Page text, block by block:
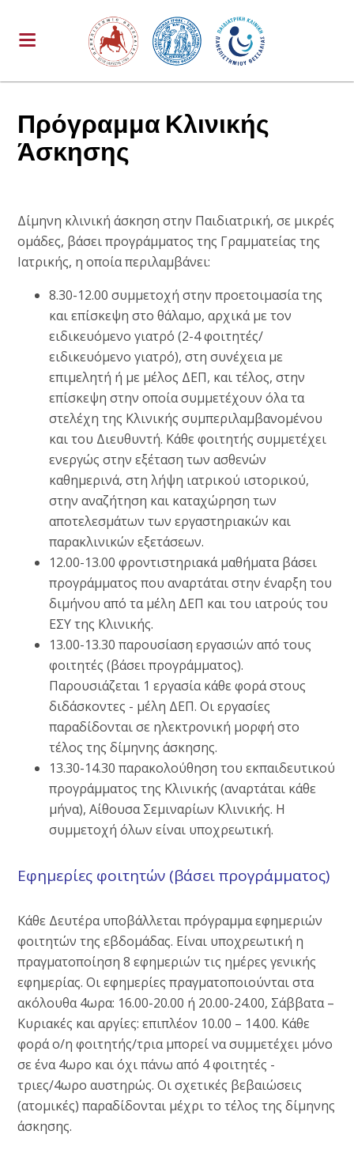
Πρόγραμμα Κλινικής
Άσκησης
Δίμηνη κλινική άσκηση στην Παιδιατρική, σε μικρές
ομάδες, βάσει προγράμματος της Γραμματείας της
Ιατρικής, η οποία περιλαμβάνει:
8.30-12.00 συμμετοχή στην προετοιμασία της
και επίσκεψη στο θάλαμο, αρχικά με τον
ειδικευόμενο γιατρό (2-4 φοιτητές/
ειδικευόμενο γιατρό), στη συνέχεια με
επιμελητή ή με μέλος ΔΕΠ, και τέλος, στην
επίσκεψη στην οποία συμμετέχουν όλα τα
στελέχη της Κλινικής συμπεριλαμβανομένου
και του Διευθυντή. Κάθε φοιτητής συμμετέχει
ενεργώς στην εξέταση των ασθενών
καθημερινά, στη λήψη ιατρικού ιστορικού,
στην αναζήτηση και καταχώρηση των
αποτελεσμάτων των εργαστηριακών και
παρακλινικών εξετάσεων.
12.00-13.00 φροντιστηριακά μαθήματα βάσει
προγράμματος που αναρτάται στην έναρξη του
διμήνου από τα μέλη ΔΕΠ και του ιατρούς του
ΕΣΥ της Κλινικής.
13.00-13.30 παρουσίαση εργασιών από τους
φοιτητές (βάσει προγράμματος).
Παρουσιάζεται 1 εργασία κάθε φορά στους
διδάσκοντες - μέλη ΔΕΠ. Οι εργασίες
παραδίδονται σε ηλεκτρονική μορφή στο
τέλος της δίμηνης άσκησης.
13.30-14.30 παρακολούθηση του εκπαιδευτικού
προγράμματος της Κλινικής (αναρτάται κάθε
μήνα), Αίθουσα Σεμιναρίων Κλινικής. Η
συμμετοχή όλων είναι υποχρεωτική.
Εφημερίες φοιτητών (βάσει προγράμματος)
Κάθε Δευτέρα υποβάλλεται πρόγραμμα εφημεριών
φοιτητών της εβδομάδας. Είναι υποχρεωτική η
πραγματοποίηση 8 εφημεριών τις ημέρες γενικής
εφημερίας. Οι εφημερίες πραγματοποιούνται στα
ακόλουθα 4ωρα: 16.00-20.00 ή 20.00-24.00, Σάββατα –
Κυριακές και αργίες: επιπλέον 10.00 – 14.00. Κάθε
φορά ο/η φοιτητής/τρια μπορεί να συμμετέχει μόνο
σε ένα 4ωρο και όχι πάνω από 4 φοιτητές -
τριες/4ωρο αυστηρώς. Οι σχετικές βεβαιώσεις
(ατομικές) παραδίδονται μέχρι το τέλος της δίμηνης
άσκησης.